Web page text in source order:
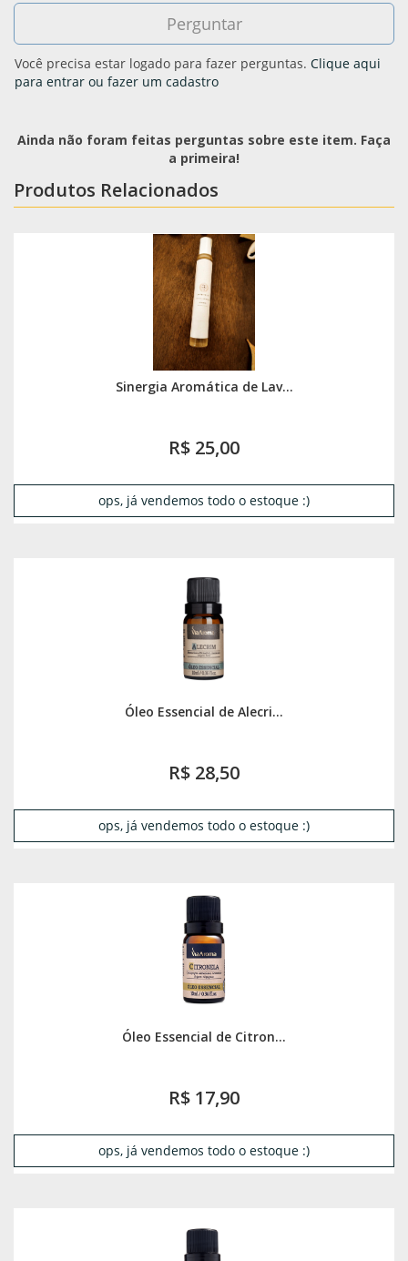
Você precisa estar logado para fazer perguntas. Clique aqui
para entrar ou fazer um cadastro
Ainda não foram feitas perguntas sobre este item. Faça
a primeira!
Produtos Relacionados
Sinergia Aromática de Lav...
R$ 25,00
ops, já vendemos todo o estoque :)
Óleo Essencial de Alecri...
R$ 28,50
ops, já vendemos todo o estoque :)
Óleo Essencial de Citron...
R$ 17,90
ops, já vendemos todo o estoque :)